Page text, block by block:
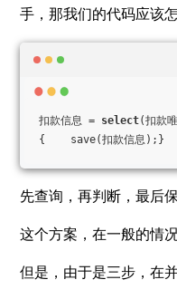
手，那我们的代码应该
扣款信息 = select(扣款
{    save(扣款信息);}
先查询，再判断，最后保
这个方案，在一般的情
但是，由于是三步，在